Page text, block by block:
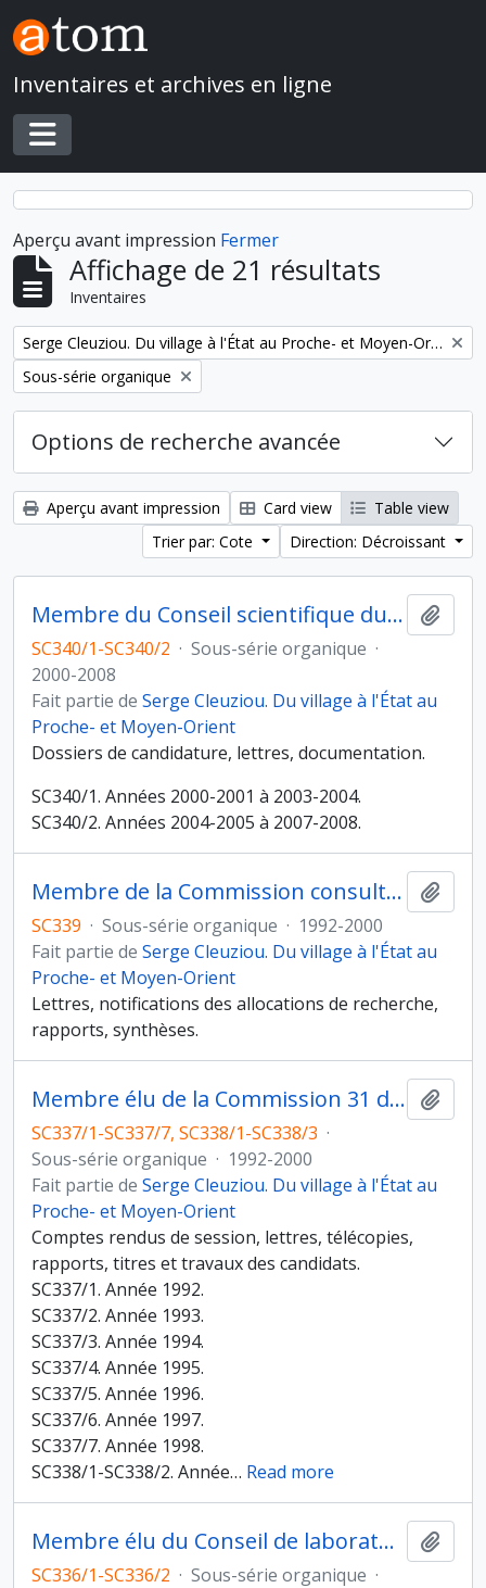
Skip to main content
Inventaires et archives en ligne
Toggle navigation
Aperçu avant impression Fermer
Affichage de 21 résultats
Inventaires
Remove filter:
Serge Cleuziou. Du village à l'État au Proche- et Moyen-Orient
Remove filter:
Sous-série organique
Options de recherche avancée
Aperçu avant impression Card view
Table view
Trier par: Cote
Direction: Décroissant
Membre du Conseil scientifique du pôle Egypte-Soudan-Péninsule arabique (ESPAR) (ministère des Affaires étrangères)
SC340/1-SC340/2 · Sous-série organique ·
2000-2008
Fait partie de Serge Cleuziou. Du village à l'État au
Proche- et Moyen-Orient
Dossiers de candidature, lettres, documentation.
SC340/1. Années 2000-2001 à 2003-2004.
SC340/2. Années 2004-2005 à 2007-2008.
Membre de la Commission consultative des fouilles à l'étranger (ministère des Affaires étrangères)
SC339 · Sous-série organique · 1992-2000
Fait partie de Serge Cleuziou. Du village à l'État au
Proche- et Moyen-Orient
Lettres, notifications des allocations de recherche,
rapports, synthèses.
Membre élu de la Commission 31 du Comité national du CNRS
SC337/1-SC337/7, SC338/1-SC338/3 ·
Sous-série organique · 1992-2000
Fait partie de Serge Cleuziou. Du village à l'État au
Proche- et Moyen-Orient
Comptes rendus de session, lettres, télécopies,
rapports, titres et travaux des candidats.
SC337/1. Année 1992.
SC337/2. Année 1993.
SC337/3. Année 1994.
SC337/4. Année 1995.
SC337/5. Année 1996.
SC337/6. Année 1997.
SC337/7. Année 1998.
SC338/1-SC338/2. Année… Read more
Membre élu du Conseil de laboratoire du Centre de recherches archéologiques (CRA)
SC336/1-SC336/2 · Sous-série organique ·